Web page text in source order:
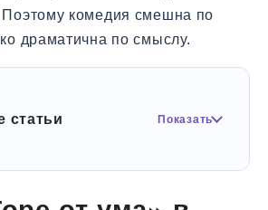
комедия смешна по
драматична по смыслу.
статьи Показать